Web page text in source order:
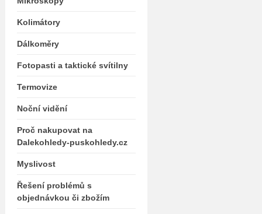
Kolimátory
Dálkoměry
Fotopasti a taktické svítilny
Termovize
Noční vidění
Proč nakupovat na
Dalekohledy-puskohledy.cz
Myslivost
Řešení problémů s
objednávkou či zbožím